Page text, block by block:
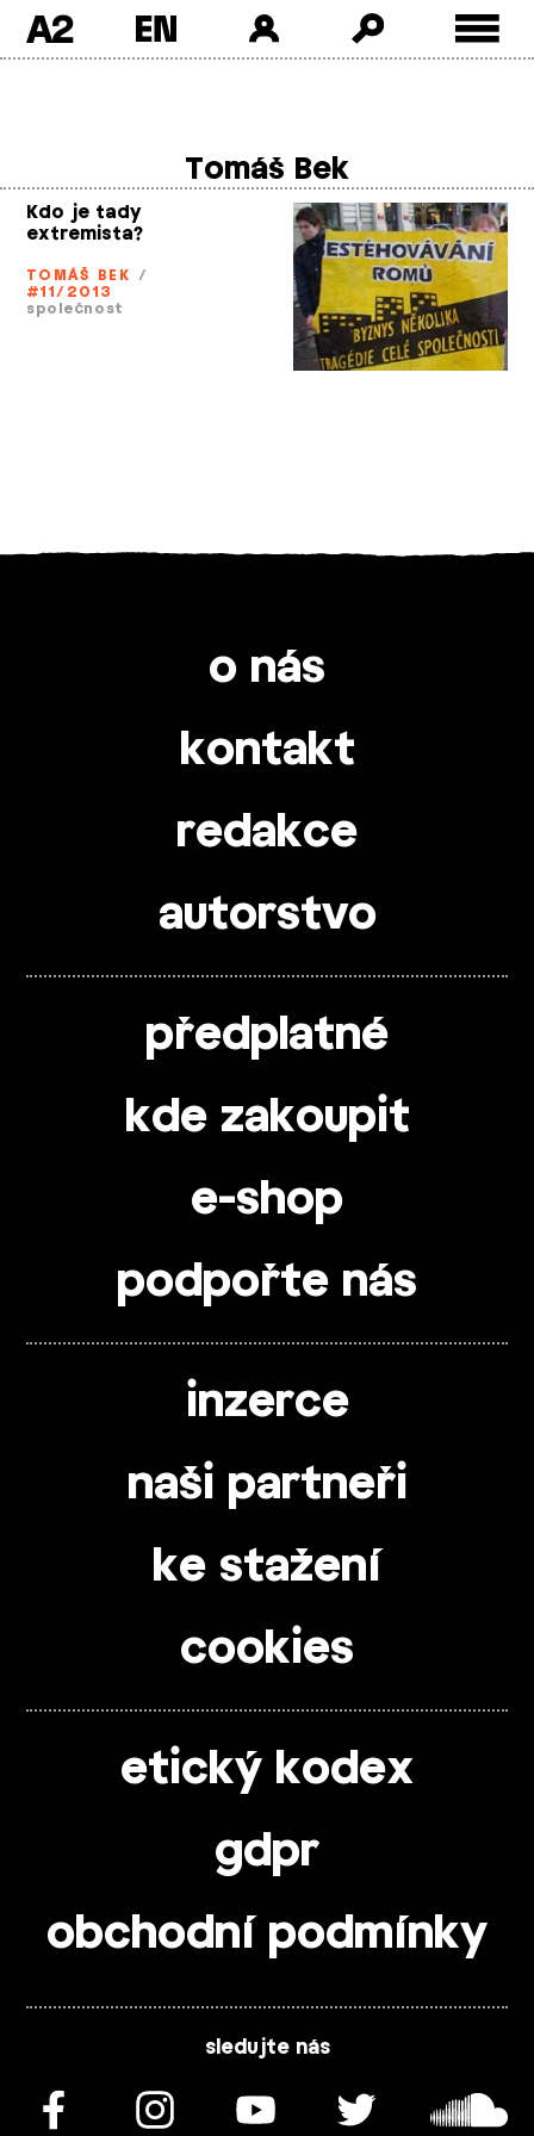
A2
Tomáš Bek
Kdo je tady
extremista?
TOMÁŠ BEK /
#11/2013
společnost
o nás
kontakt
redakce
autorstvo
předplatné
kde zakoupit
e-shop
podpořte nás
inzerce
naši partneři
ke stažení
cookies
etický kodex
gdpr
obchodní podmínky
sledujte nás